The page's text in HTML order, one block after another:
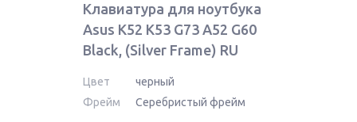
Клавиатура для ноутбука
Asus K52 K53 G73 A52 G60
Black, (Silver Frame) RU
Цвет
черный
Фрейм
Серебристый фрейм